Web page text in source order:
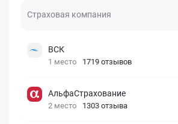
Страховая компания
ВСК
1 место 1719 отзывов
АльфаСтрахование
2 место 1303 отзыва